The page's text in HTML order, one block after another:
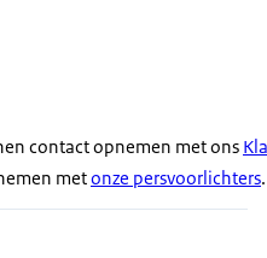
contact opnemen met ons
metonze persvoorlichters.